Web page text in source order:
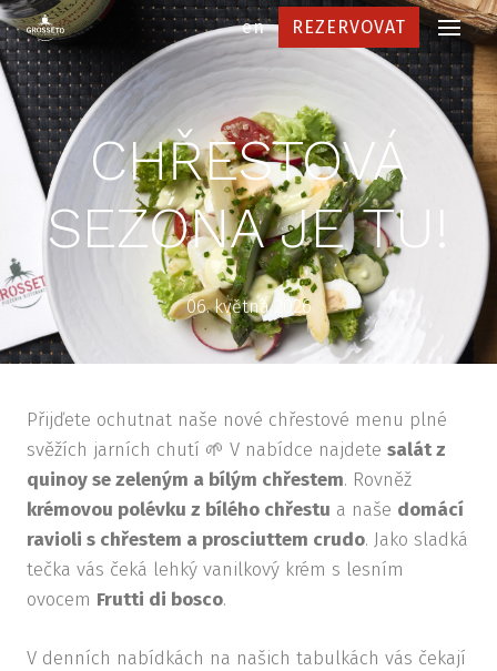
Menu
cs
en REZERVOVAT
CHŘESTOVÁ
SEZÓNA JE TU!
06. května 2026
Přijďete ochutnat naše nové chřestové menu plné
svěžích jarních chutí 🌱 V nabídce najdete salát z
quinoy se zeleným a bílým chřestem. Rovněž
krémovou polévku z bílého chřestu a naše domácí
ravioli s chřestem a prosciuttem crudo. Jako sladká
tečka vás čeká lehký vanilkový krém s lesním
ovocem Frutti di bosco.
V denních nabídkách na našich tabulkách vás čekají